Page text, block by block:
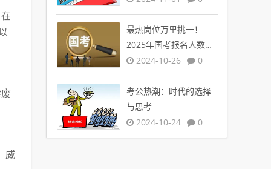
威
最热岗位万里挑一！
2025年国考报名人数创
新高2024-10-26 0
考公热潮：时代的选择
与思考
2024-10-24
0